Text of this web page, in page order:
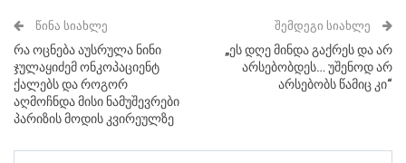
ᲬᲘᲜᲐ ᲡᲘᲐᲮᲚᲔ
რა ოცნება აუსრულა ნინი
ჯულაყიძემ ონკოპაციენტ
ქალებს და როგორ
აღმოჩნდა მისი ნამუშევრები
პარიზის მოდის კვირეულზე
ᲨᲔᲛᲓᲔᲒᲘ ᲡᲘᲐᲮᲚᲔ
„ეს დღე მინდა გაქრეს და არ
არსებობდეს… უშენოდ არ
არსებობს წამიც კი“